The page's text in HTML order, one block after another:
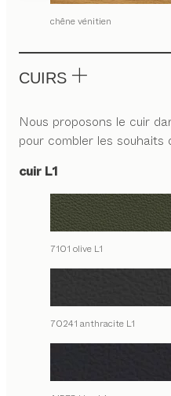
chêne vénitien
CUIRS
Nous proposons le cuir
pour combler les souhaits
cuir L1
7101 olive L1
70241 anthracite L1